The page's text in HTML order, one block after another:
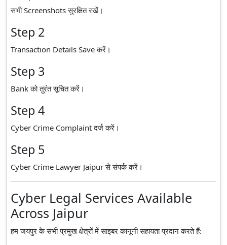
सभी Screenshots सुरक्षित रखें।
Step 2
Transaction Details Save करें।
Step 3
Bank को तुरंत सूचित करें।
Step 4
Cyber Crime Complaint दर्ज करें।
Step 5
Cyber Crime Lawyer Jaipur से संपर्क करें।
Cyber Legal Services Available
Across Jaipur
हम जयपुर के सभी प्रमुख क्षेत्रों में साइबर कानूनी सहायता प्रदान करते हैं: